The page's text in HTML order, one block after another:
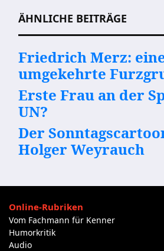
ÄHNLICHE BEITRÄGE
Friedrich Merz:
umgekehrte
Erste Frau an der
UN?
Der
Holger Weyrauch
Online-Rubriken
Vom Fachmann für Kenner
Humorkritik
Audio